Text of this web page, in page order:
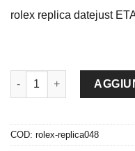
rolex replica datejust
rolex replica datejust
COD: rolex-replica048